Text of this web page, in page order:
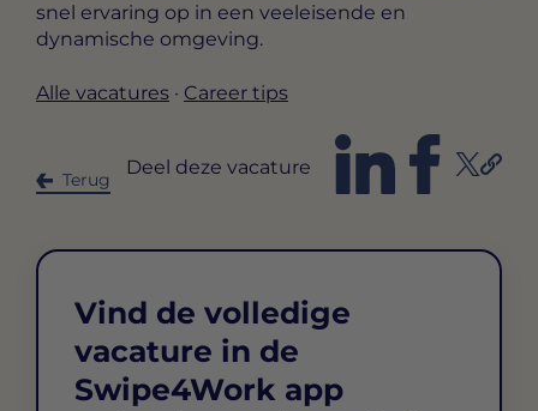
snel ervaring op in een veeleisende en
dynamische omgeving.
Alle vacatures · Career tips
Terug
Deel deze vacature
Vind de volledige
vacature in de
Swipe4Work app